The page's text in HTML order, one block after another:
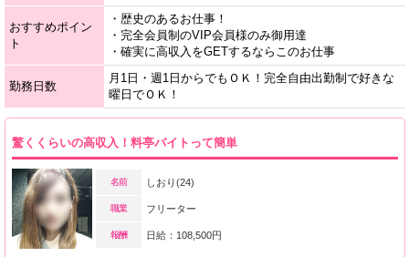
おすすめポイン
ト
・歴史のあるお仕事！
・完全会員制のVIP会員様のみ御用達
・確実に高収入をGETするならこのお仕事
勤務日数
月1日・週1日からでもＯＫ！完全自由出勤制で好きな
曜日でＯＫ！
驚くくらいの高収入！料亭バイトって簡単
名前 しおり(24)
職業 フリーター
報酬 日給：108,500円